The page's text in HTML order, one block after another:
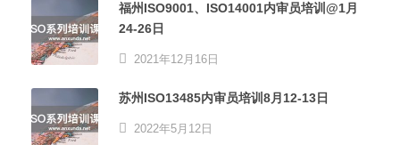
福州ISO9001、ISO14001内审员培训@1月
24-26日
2021年12月16日
苏州ISO13485内审员培训8月12-13日
2022年5月12日